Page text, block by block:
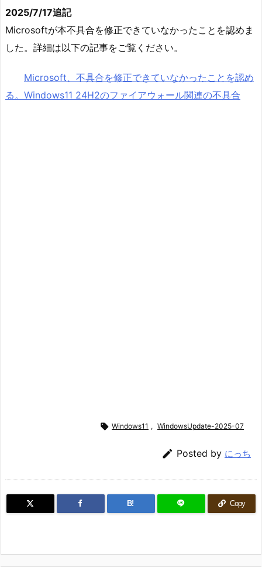
2025/7/17追記
Microsoftが本不具合を修正できていなかったことを認めま
した。詳細は以下の記事をご覧ください。
Microsoft、不具合を修正できていなかったことを認め
る。Windows11 24H2のファイアウォール関連の不具合
 Windows11 , WindowsUpdate-2025-07
 Posted by にっち
B! Copy